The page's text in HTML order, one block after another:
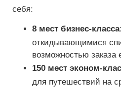
себя:
8 мест бизнес-класса:
откидывающимися
возможностью заказа
150 мест эконом-
для путешествий на